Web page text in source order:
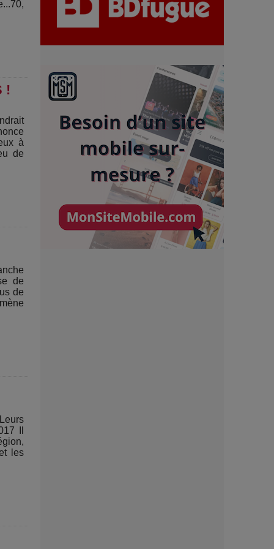
!
à
de
de
de
Il
les
7 Techniques Secrètes des
Photographes de Stars
Adieu Jean-Pat : rire au bord
du précipice
Pharaonic Festival 2025 : 10
ans d’électro sous les
montagnes, une fête à ne pas
manquer